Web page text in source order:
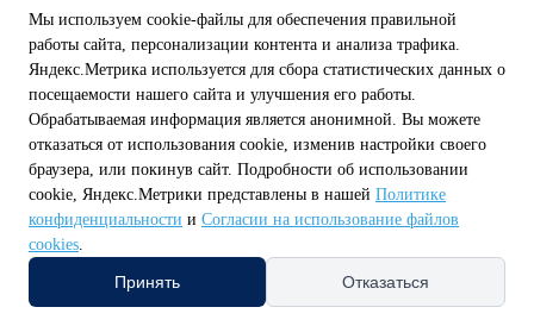
Компания
Главная
О нас
Контакты
Сервис
Полезно покупателям
Каталог
Распродажа
Мы используем cookie-файлы для обеспечения правильной
работы сайта, персонализации контента и анализа трафика.
Яндекс.Метрика используется для сбора статистических данных о
посещаемости нашего сайта и улучшения его работы.
Обрабатываемая информация является анонимной. Вы можете
отказаться от использования cookie, изменив настройки своего
браузера, или покинув сайт. Подробности об использовании
cookie, Яндекс.Метрики представлены в нашей Политике
конфиденциальности и Согласии на использование файлов
cookies.
Принять Отказаться